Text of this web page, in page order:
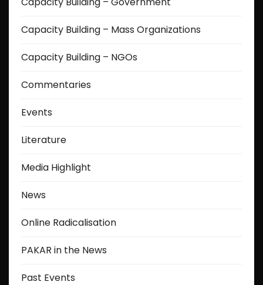
Capacity Building – Mass Organizations
Capacity Building – NGOs
Commentaries
Events
Literature
Media Highlight
News
Online Radicalisation
PAKAR in the News
Past Events